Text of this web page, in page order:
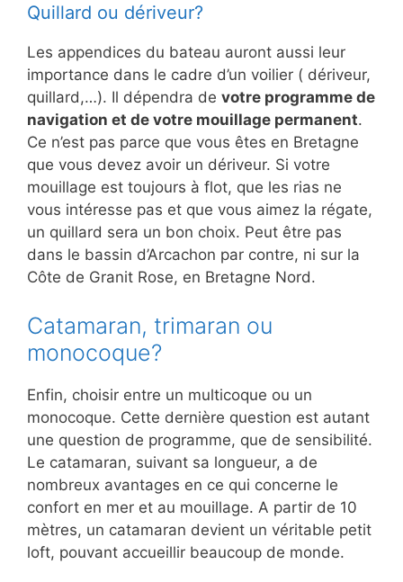
Quillard ou dériveur?
Les appendices du bateau auront aussi leur
importance dans le cadre d’un voilier ( dériveur,
quillard,…). Il dépendra de votre programme de
navigation et de votre mouillage permanent.
Ce n’est pas parce que vous êtes en Bretagne
que vous devez avoir un dériveur. Si votre
mouillage est toujours à flot, que les rias ne
vous intéresse pas et que vous aimez la régate,
un quillard sera un bon choix. Peut être pas
dans le bassin d’Arcachon par contre, ni sur la
Côte de Granit Rose, en Bretagne Nord.
Catamaran, trimaran ou
monocoque?
Enfin, choisir entre un multicoque ou un
monocoque. Cette dernière question est autant
une question de programme, que de sensibilité.
Le catamaran, suivant sa longueur, a de
nombreux avantages en ce qui concerne le
confort en mer et au mouillage. A partir de 10
mètres, un catamaran devient un véritable petit
loft, pouvant accueillir beaucoup de monde.